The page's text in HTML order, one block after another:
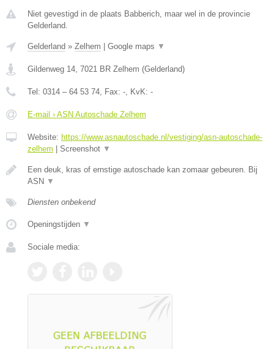
Niet gevestigd in de plaats Babberich, maar wel in de provincie
Gelderland.
Gelderland » Zelhem Google maps ▼
Gildenweg 14, 7021 BR Zelhem (Gelderland)
Tel: 0314 – 64 53 74, Fax: -, KvK: -
E-mail › ASN Autoschade Zelhem
Website: https://www.asnautoschade.nl/vestiging/asn-autoschade-
zelhem
Screenshot ▼
Een deuk, kras of ernstige autoschade kan zomaar gebeuren. Bij
ASN ▼
Diensten onbekend
Openingstijden ▼
Sociale media: